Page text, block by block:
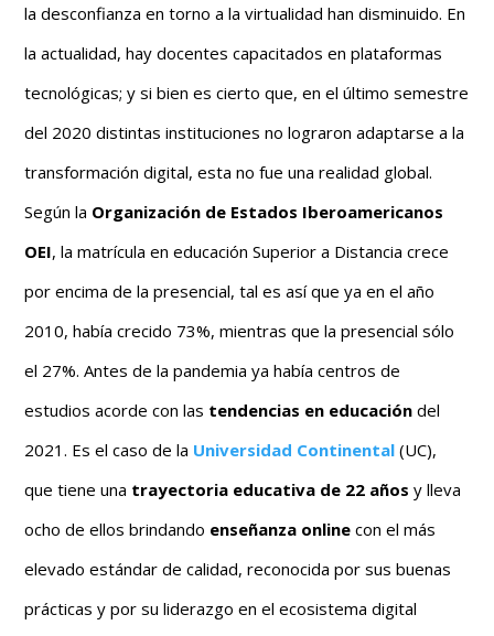
la desconfianza en torno a la virtualidad han disminuido. En
la actualidad, hay docentes capacitados en plataformas
tecnológicas; y si bien es cierto que, en el último semestre
del 2020 distintas instituciones no lograron adaptarse a la
transformación digital, esta no fue una realidad global.
Según la Organización de Estados Iberoamericanos
OEI, la matrícula en educación Superior a Distancia crece
por encima de la presencial, tal es así que ya en el año
2010, había crecido 73%, mientras que la presencial sólo
el 27%. Antes de la pandemia ya había centros de
estudios acorde con las tendencias en educación del
2021. Es el caso de la Universidad Continental (UC),
que tiene una trayectoria educativa de 22 años y lleva
ocho de ellos brindando enseñanza online con el más
elevado estándar de calidad, reconocida por sus buenas
prácticas y por su liderazgo en el ecosistema digital